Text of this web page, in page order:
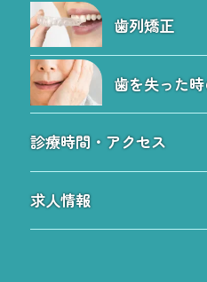
料金表
お問い合わせ
ブログ
サイトツリー
施設基準について
自費治療の特徴
虫歯
予防歯科
ホワイトニング
歯周病
セレック治療
セラミック
詰め物・被せ物のQ&A
歯列矯正
歯列矯正
小児矯正と子どもの歯
ワイヤー矯正
歯列矯正Q&A
歯を失った
インプラント
診療時間・アクセス
求人情報